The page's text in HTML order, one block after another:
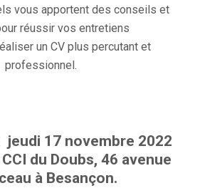
vous apportent des conseils et
réussir vos entretiens
un CV plus percutant et
professionnel.
jeudi 17 novembre 2022
du Doubs, 46 avenue
à Besançon.